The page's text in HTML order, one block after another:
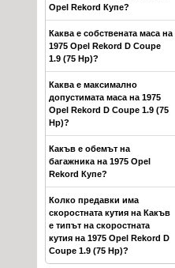
Opel Rekord Купе?
Каква е собствената маса на
1975 Opel Rekord D Coupe
1.9 (75 Hp)?
Каква е максимално
допустимата маса на 1975
Opel Rekord D Coupe 1.9 (75
Hp)?
Какъв е обемът на
багажника на 1975 Opel
Rekord Купе?
Колко предавки има
скоростната кутия на Какъв
е типът на скоростната
кутия на 1975 Opel Rekord D
Coupe 1.9 (75 Hp)?